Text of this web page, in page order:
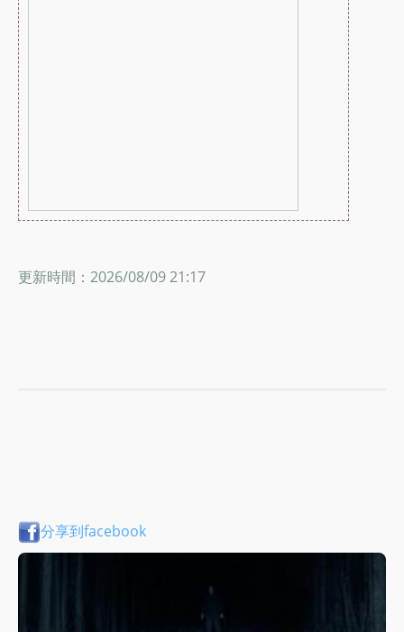
更新時間：2026/08/09 21:17
分享到facebook